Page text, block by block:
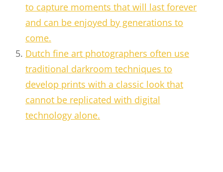
to capture moments that will last forever
and can be enjoyed by generations to
come.
Dutch fine art photographers often use
traditional darkroom techniques to
develop prints with a classic look that
cannot be replicated with digital
technology alone.